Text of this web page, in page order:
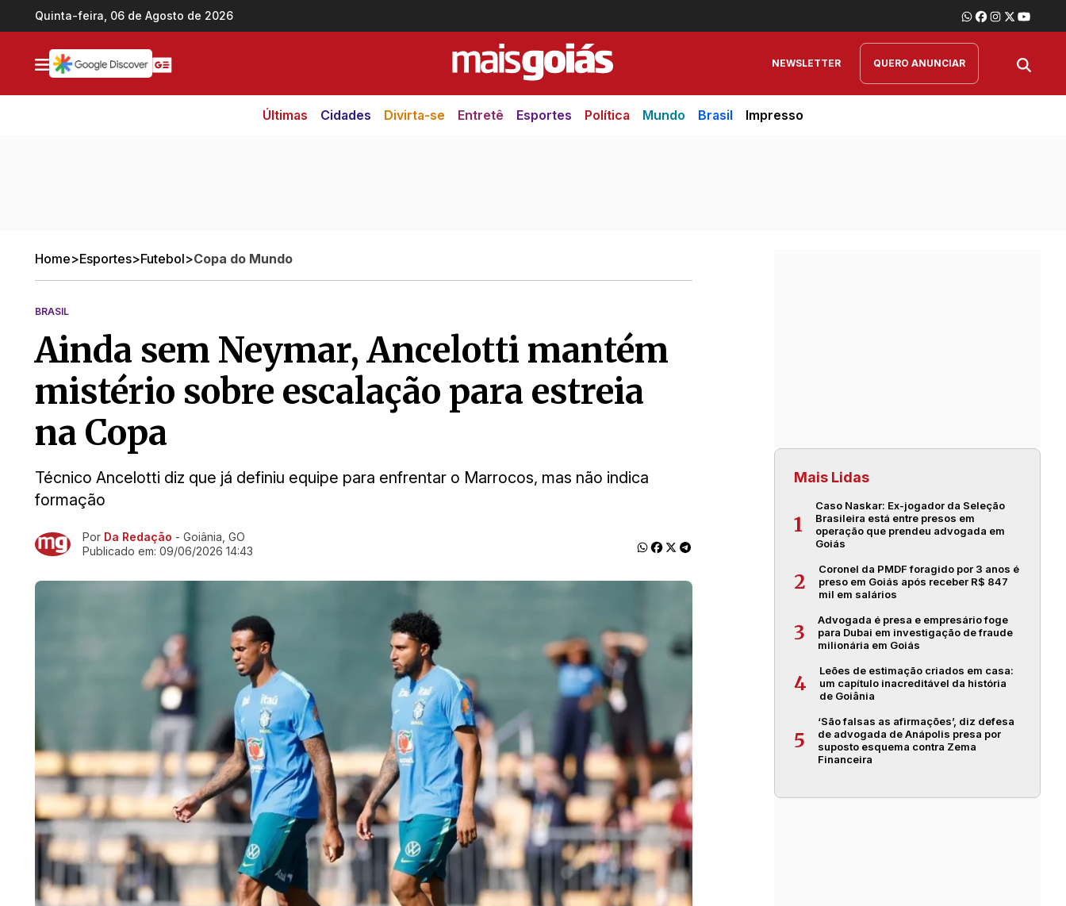
Ir direto pro conteúdo
Quinta-feira, 06 de Agosto de 2026
NEWSLETTER QUERO ANUNCIAR
Últimas Cidades Divirta-se Entretê Esportes Política Mundo Brasil Impresso
Home>Esportes>Futebol>Copa do Mundo
BRASIL
Ainda sem Neymar, Ancelotti mantém
mistério sobre escalação para estreia
na Copa
Técnico Ancelotti diz que já definiu equipe para enfrentar o Marrocos, mas não indica
formação
Ir direto pra matéria
Por Da Redação - Goiânia, GO
Publicado em: 09/06/2026 14:43
Mais Lidas
1
Caso Naskar: Ex-jogador da Seleção
Brasileira está entre presos em
operação que prendeu advogada em
Goiás
2
Coronel da PMDF foragido por 3 anos é
preso em Goiás após receber R$ 847
mil em salários
3
Advogada é presa e empresário foge
para Dubai em investigação de fraude
milionária em Goiás
4
Leões de estimação criados em casa:
um capítulo inacreditável da história
de Goiânia
5
‘São falsas as afirmações’, diz defesa
de advogada de Anápolis presa por
suposto esquema contra Zema
Financeira